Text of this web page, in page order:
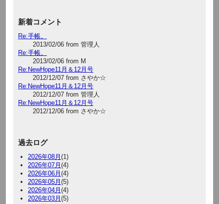
新着コメント
Re:手帳。
2013/02/06 from 管理人
Re:手帳。
2013/02/06 from M
Re:NewHope11月＆12月号
2012/12/07 from さやか☆
Re:NewHope11月＆12月号
2012/12/07 from 管理人
Re:NewHope11月＆12月号
2012/12/06 from さやか☆
過去ログ
2026年08月 (1)
2026年07月 (4)
2026年06月 (4)
2026年05月 (5)
2026年04月 (4)
2026年03月 (5)